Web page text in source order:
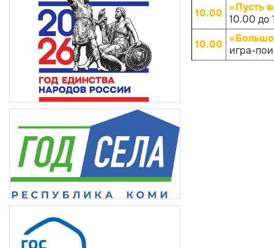
10.00 «Пусть
10.00 до
10.00
игра-